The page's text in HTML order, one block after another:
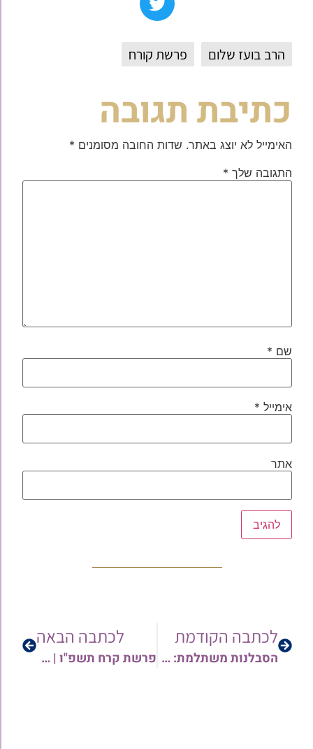
הרב בועז שלום פרשת קורח
כתיבת תגובה
האימייל לא יוצג באתר. שדות החובה מסומנים *
התגובה שלך *
שם *
אימייל *
אתר
לכתבה הקודמת
הסבלנות משתלמת: בזכות מי יצא שמואל הנביא? | הרב צפניה רענן במסר קצר מפרשת קורח (תשפ"ו)
לכתבה הבאה
פרשת קרח תשפ"ו | שיחתו השבועית של הרב יחיאל נדב